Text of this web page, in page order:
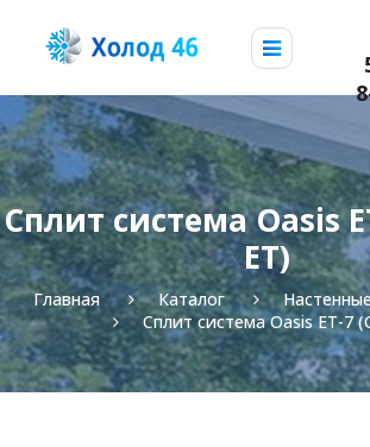
Сплит система Oasis
ET)
Главная Каталог
Сплит система Oasis ET-7